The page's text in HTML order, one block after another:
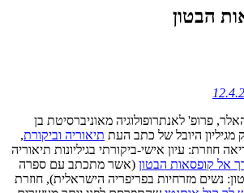
הבטון
פרופ' לאנתרופולוגיה מאוניברסיטת בן
מגיליון היובל של כתב העת תיאוריה וביקורת,
חוזרת: עיון אישי-ביקורתי בגיליונות תיאוריה
אל קופסאות הבטון (אשר מתכתב עם ספרה
נשים מזרחיות בפריפריה הישראלית), חוזרת